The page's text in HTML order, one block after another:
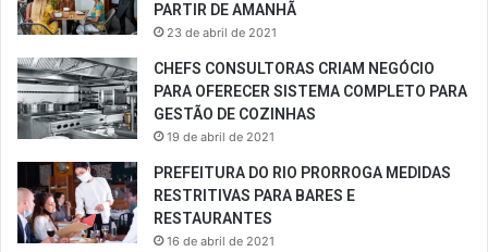
PARTIR DE AMANHÃ
23 de abril de 2021
CHEFS CONSULTORAS CRIAM NEGÓCIO
PARA OFERECER SISTEMA COMPLETO PARA
GESTÃO DE COZINHAS
19 de abril de 2021
PREFEITURA DO RIO PRORROGA MEDIDAS
RESTRITIVAS PARA BARES E
RESTAURANTES
16 de abril de 2021